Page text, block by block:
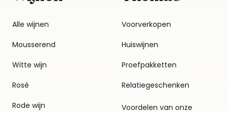
Alle wijnen
Mousserend
Witte wijn
Rosé
Rode wijn
Voorverkopen
Huiswijnen
Proefpakketten
Relatiegeschenken
Voordelen van onze